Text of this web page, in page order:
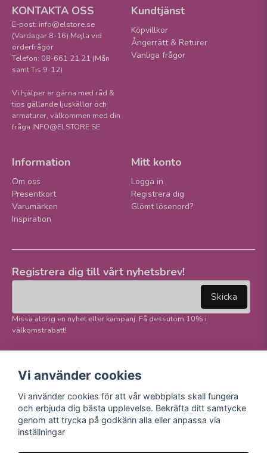
KONTAKTA OSS
E-post: info@elstore.se
(Vardagar 8-16) Mejla vid
orderfrågor
Telefon: 08-661 21 21 (Mån
samt Tis 9-12)
Vi hjälper er gärna med råd &
tips gällande ljuskällor och
armaturer, välkommen med din
fråga INFO@ELSTORE.SE
Kundtjänst
Köpvillkor
Ångerrätt & Returer
Vanliga frågor
Information
Om oss
Presentkort
Varumärken
Inspiration
Mitt konto
Logga in
Registrera dig
Glömt lösenord?
Registrera dig till vårt nyhetsbrev!
Skicka
Missa aldrig en nyhet eller kampanj. Få dessutom 10% i
välkomstrabatt!
sociala medier!
Facebook
Instagram
Youtube
E-handel
Vi använder cookies
Vi använder cookies för att vår webbplats skall fungera
och erbjuda dig bästa upplevelse. Bekräfta ditt samtycke
genom att trycka på godkänn alla eller anpassa via
inställningar